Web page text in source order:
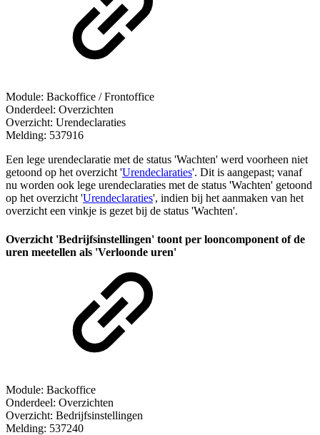
Module: Backoffice / Frontoffice
Onderdeel: Overzichten
Overzicht: Urendeclaraties
Melding: 537916
Een lege urendeclaratie met de status 'Wachten' werd voorheen niet
getoond op het overzicht 'Urendeclaraties'. Dit is aangepast; vanaf
nu worden ook lege urendeclaraties met de status 'Wachten' getoond
op het overzicht 'Urendeclaraties', indien bij het aanmaken van het
overzicht een vinkje is gezet bij de status 'Wachten'.
Overzicht 'Bedrijfsinstellingen' toont per looncomponent of de
uren meetellen als 'Verloonde uren'
Module: Backoffice
Onderdeel: Overzichten
Overzicht: Bedrijfsinstellingen
Melding: 537240